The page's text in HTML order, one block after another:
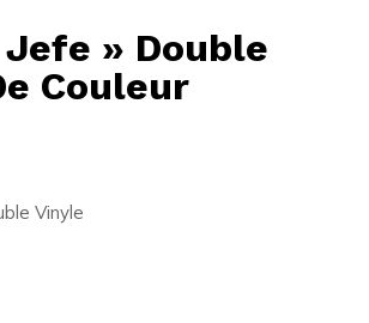
» Double
Couleur
Vinyle